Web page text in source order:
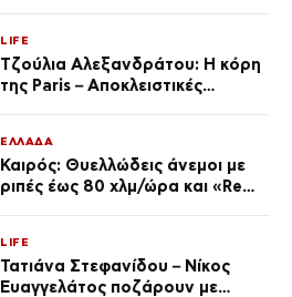
LIFE
Τζούλια Αλεξανδράτου: Η κόρη
της Paris – Αποκλειστικές
ΕΛΛΑΔΑ
Καιρός: Θυελλώδεις άνεμοι με
ριπές έως 80 χλμ/ώρα και «Red
LIFE
Τατιάνα Στεφανίδου – Νίκος
Ευαγγελάτος ποζάρουν με